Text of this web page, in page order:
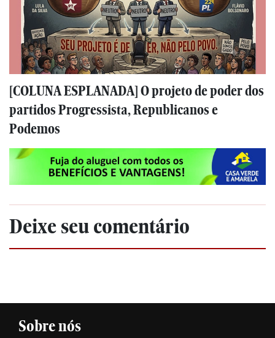
[COLUNA ESPLANADA] O projeto de poder dos
partidos Progressista, Republicanos e
Podemos
Deixe seu comentário
Sobre nós